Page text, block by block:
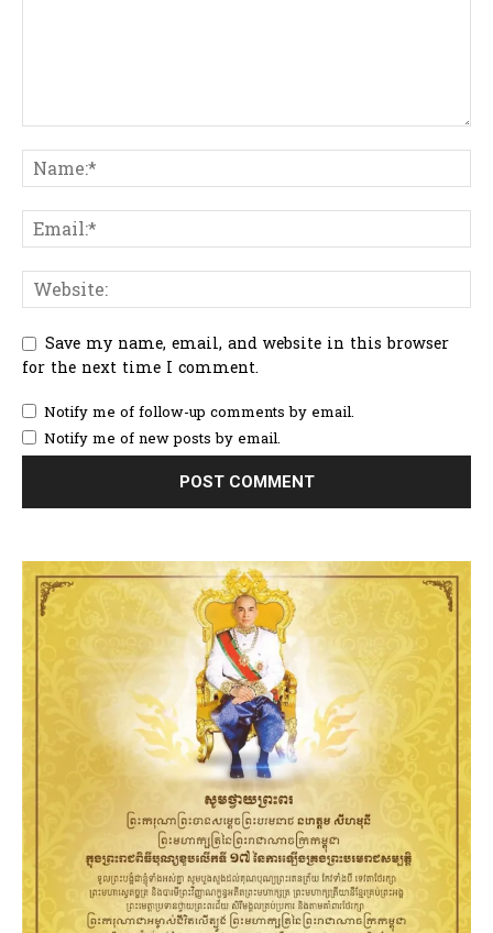
Save my name, email, and website in this browser
for the next time I comment.
Notify me of follow-up comments by email.
Notify me of new posts by email.